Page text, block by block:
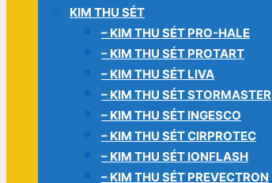
KIM THU SÉT
– KIM THU SÉT PRO-HALE
– KIM THU SÉT PROTART
– KIM THU SÉT LIVA
– KIM THU SÉT STORMASTER
– KIM THU SÉT INGESCO
– KIM THU SÉT CIRPROTEC
– KIM THU SÉT IONFLASH
– KIM THU SÉT PREVECTRON